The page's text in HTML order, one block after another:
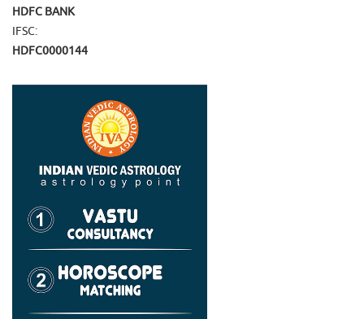
HDFC BANK
IFSC:
HDFC0000144